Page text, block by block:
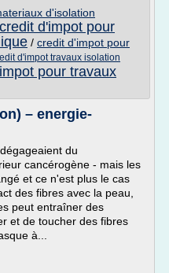
d'isolation
credit d'impot pour
/ credit d'impot pour
d'impot travaux isolation
pour travaux
– energie-
du
cancérogène - mais les
et ce n'est plus le cas
des fibres avec la peau,
peut entraîner des
et de toucher des fibres
à...